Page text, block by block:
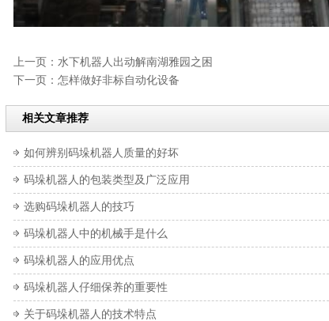
上一页： 水下机器人出动解南湖雅园之困
下一页： 怎样做好非标自动化设备
相关文章推荐
如何辨别码垛机器人质量的好坏
码垛机器人的包装类型及广泛应用
选购码垛机器人的技巧
码垛机器人中的机械手是什么
码垛机器人的应用优点
码垛机器人仔细保养的重要性
关于码垛机器人的技术特点